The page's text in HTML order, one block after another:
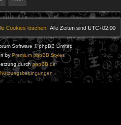
Alle Zeiten sind UTC+02:00
Cookies löschen
Software © phpBB Limited
byPremium phpBB Styles
durchphpBB.de
Nutzungsbedingungen